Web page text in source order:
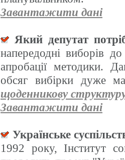
Завантажити дані
Який депутат
напередодні виборів
апробації методики.
обсяг вибірки дуже
щоденникову
Завантажити дані
Українське
1992 року, Інститут